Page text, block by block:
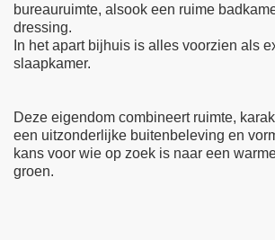
bureauruimte, alsook een ruime
dressing.
In het apart bijhuis is alles voorzien als
slaapkamer.
Deze eigendom combineert ruimte,
een uitzonderlijke buitenbeleving en
kans voor wie op zoek is naar een
groen.